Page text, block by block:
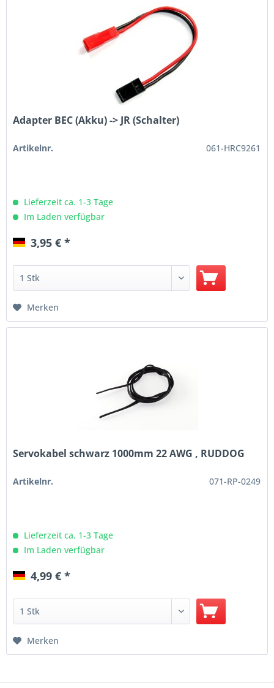
Adapter BEC (Akku) -> JR (Schalter)
Artikelnr. 061-HRC9261
Lieferzeit ca. 1-3 Tage
Im Laden verfügbar
3,95 € *
Merken
Servokabel schwarz 1000mm 22 AWG , RUDDOG
Artikelnr. 071-RP-0249
Lieferzeit ca. 1-3 Tage
Im Laden verfügbar
4,99 € *
Merken